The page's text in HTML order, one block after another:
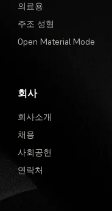
의료용
주조 성형
Open Material Mode
회사
회사소개
채용
사회공헌
연락처